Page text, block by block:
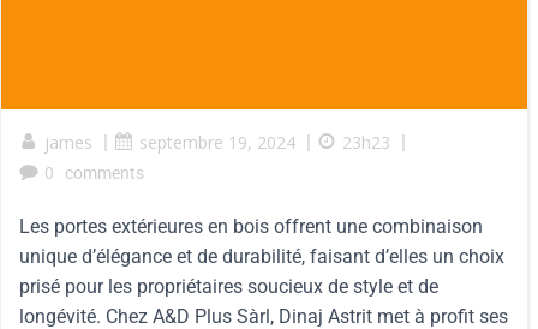
james | septembre 19, 2024 | 23h23 |
0
comments
Les portes extérieures en bois offrent une combinaison
unique d’élégance et de durabilité, faisant d’elles un choix
prisé pour les propriétaires soucieux de style et de
longévité. Chez A&D Plus Sàrl, Dinaj Astrit met à profit ses